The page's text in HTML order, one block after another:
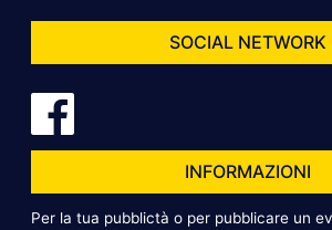
SOCIAL NETWORK
INFORMAZIONI
Per la tua pubblictà o per pubblicare un